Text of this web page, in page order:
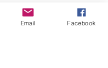
Email Facebook